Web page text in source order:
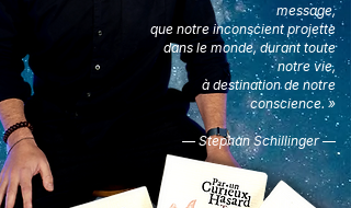
message,
que notre inconscient projette
dans le monde, durant toute
notre vie,
à destination de notre
conscience. »
— Stephan Schillinger—